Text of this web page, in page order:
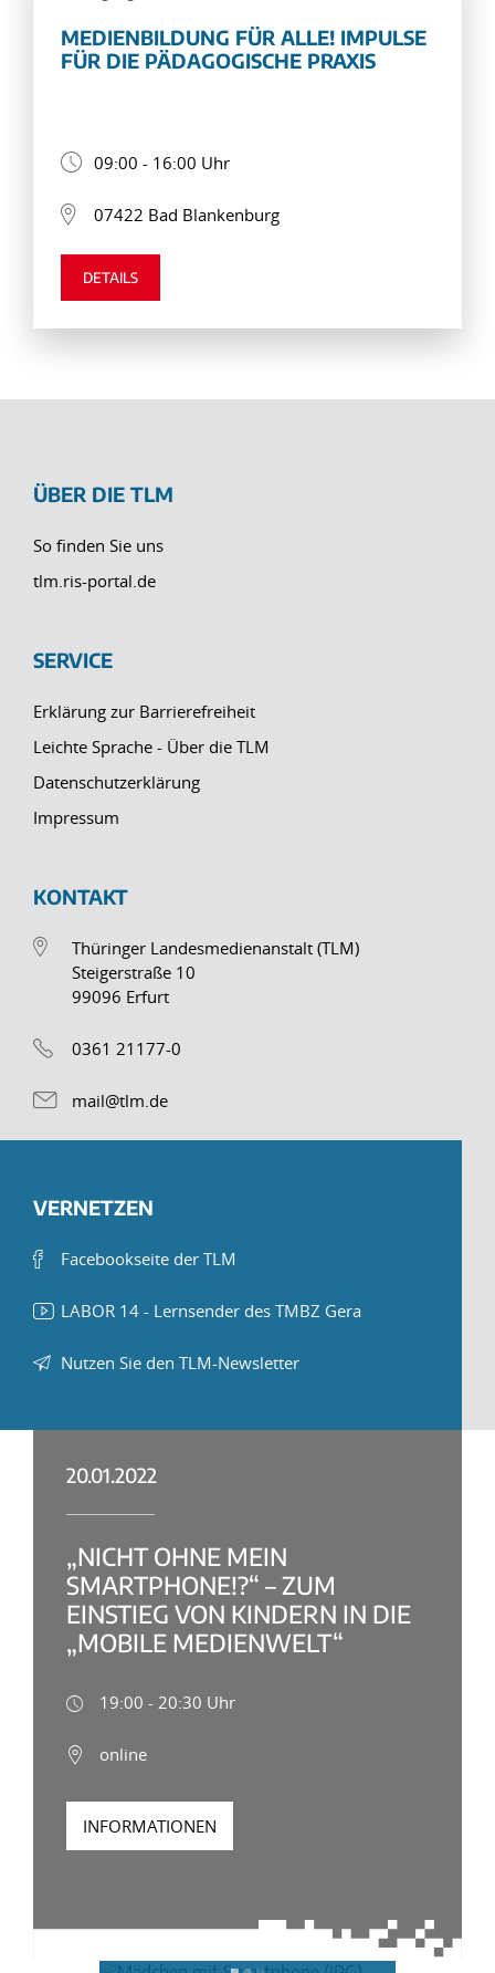
MEDIENBILDUNG FÜR ALLE! IMPULSE
FÜR DIE PÄDAGOGISCHE PRAXIS
09:00 - 16:00 Uhr
07422 Bad Blankenburg
DETAILS
ÜBER DIE TLM
So finden Sie uns
tlm.ris-portal.de
SERVICE
Erklärung zur Barrierefreiheit
Leichte Sprache - Über die TLM
Datenschutzerklärung
Impressum
KONTAKT
Thüringer Landesmedienanstalt (TLM)
Steigerstraße 10
99096 Erfurt
0361 21177-0
mail@tlm.de
VERNETZEN
Facebookseite der TLM
LABOR 14 - Lernsender des TMBZ Gera
Nutzen Sie den TLM-Newsletter
20.01.2022
„NICHT OHNE MEIN
SMARTPHONE!?“ – ZUM
EINSTIEG VON KINDERN IN DIE
„MOBILE MEDIENWELT“
19:00 - 20:30 Uhr
online
INFORMATIONEN